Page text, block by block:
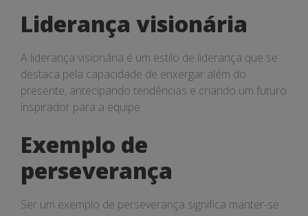
e
foco
Liderança visionária
A liderança visionária é um estilo de liderança que se
destaca pela capacidade de enxergar além do
presente, antecipando tendências e criando um futuro
inspirador para a equipe.
Exemplo de
perseverança
Ser um exemplo de perseverança significa manter-se